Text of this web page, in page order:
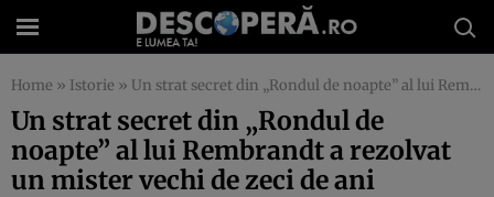
Home » Istorie » Un strat secret din „Rondul de noapte” al lui Rembrandt a rezolvat un mister vechi de zeci de ani
Un strat secret din „Rondul de
noapte” al lui Rembrandt a rezolvat
un mister vechi de zeci de ani